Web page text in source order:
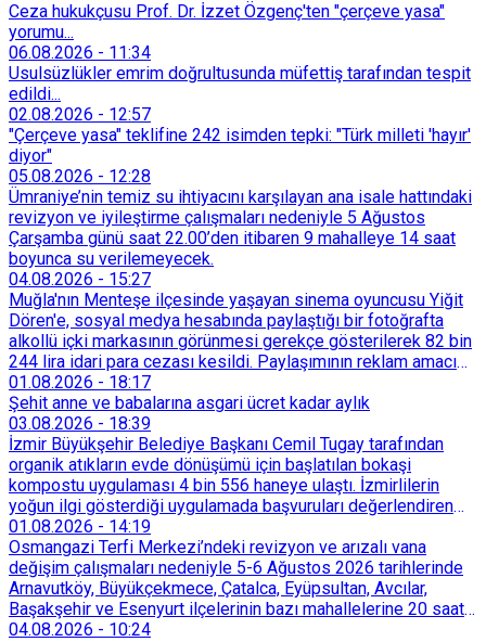
Ceza hukukçusu Prof. Dr. İzzet Özgenç'ten "çerçeve yasa"
yorumu...
06.08.2026 - 11:34
Usulsüzlükler emrim doğrultusunda müfettiş tarafından tespit
edildi...
02.08.2026 - 12:57
"Çerçeve yasa" teklifine 242 isimden tepki: "Türk milleti 'hayır'
diyor"
05.08.2026 - 12:28
Ümraniye’nin temiz su ihtiyacını karşılayan ana isale hattındaki
revizyon ve iyileştirme çalışmaları nedeniyle 5 Ağustos
Çarşamba günü saat 22.00’den itibaren 9 mahalleye 14 saat
boyunca su verilemeyecek.
04.08.2026 - 15:27
Muğla'nın Menteşe ilçesinde yaşayan sinema oyuncusu Yiğit
Dören'e, sosyal medya hesabında paylaştığı bir fotoğrafta
alkollü içki markasının görünmesi gerekçe gösterilerek 82 bin
244 lira idari para cezası kesildi. Paylaşımının reklam amacı
taşımadığını savunan Dören, cezanın iptali için yargıya
başvurdu.
01.08.2026 - 18:17
Şehit anne ve babalarına asgari ücret kadar aylık
03.08.2026 - 18:39
İzmir Büyükşehir Belediye Başkanı Cemil Tugay tarafından
organik atıkların evde dönüşümü için başlatılan bokaşi
kompostu uygulaması 4 bin 556 haneye ulaştı. İzmirlilerin
yoğun ilgi gösterdiği uygulamada başvuruları değerlendiren
Tarımsal Hizmetler Dairesi Başkanlığı, farklı ilçelerde toplam
128 bokaşi kompost eğitimi düzenleyerek İzmirlileri
sürdürülebilir atık yönetimi sistemine dahil etti.
01.08.2026 - 14:19
Osmangazi Terfi Merkezi’ndeki revizyon ve arızalı vana
değişim çalışmaları nedeniyle 5-6 Ağustos 2026 tarihlerinde
Arnavutköy, Büyükçekmece, Çatalca, Eyüpsultan, Avcılar,
Başakşehir ve Esenyurt ilçelerinin bazı mahallelerine 20 saat
süreyle su verilemeyecek.
04.08.2026 - 10:24